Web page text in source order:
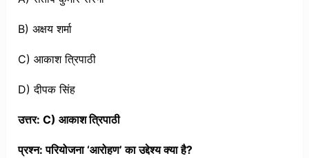
B) अक्षय शर्मा
C) आकाश त्रिपाठी
D) दीपक सिंह
उत्तर: C) आकाश त्रिपाठी
प्रश्न: परियोजना ‘आरोहण’ का उद्देश्य क्या है?